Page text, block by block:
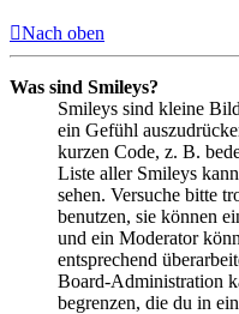
Nach oben
Was sind Smileys?
Smileys sind kleine
ein Gefühl
kurzen Code, z. B.
Liste aller Smileys
sehen. Versuche bitte
benutzen, sie können
und ein Moderator
entsprechend
Board-Administration
begrenzen, die du in